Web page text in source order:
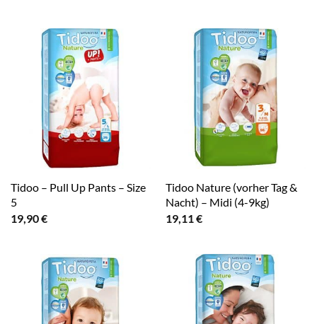
Tidoo – Pull Up Pants – Size
5
19,90€
Tidoo Nature (vorher Tag &
Nacht) – Midi (4-9kg)
19,11 €